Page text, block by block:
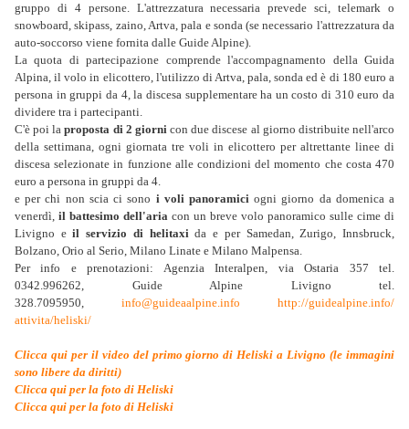
gruppo di 4 persone. L'attrezzatura necessaria prevede sci, telemark o
snowboard, skipass, zaino, Artva, pala e sonda (se necessario l'attrezzatura da
auto-soccorso viene fornita dalle Guide Alpine).
La quota di partecipazione comprende l'accompagnamento della Guida
Alpina, il volo in elicottero, l'utilizzo di Artva, pala, sonda ed è di 180 euro a
persona in gruppi da 4, la discesa supplementare ha un costo di 310 euro da
dividere tra i partecipanti.
C'è poi laproposta di 2 giornicon due discese al giorno distribuite nell'arco
della settimana, ogni giornata tre voli in elicottero per altrettante linee di
discesa selezionate in funzione alle condizioni del momento che costa 470
euro a persona in gruppi da 4.
e per chi non scia ci sono i voli panoramiciogni giorno da domenica a
venerdì, il battesimo dell'aria con un breve volo panoramico sulle cime di
Livigno eil servizio di helitaxida e per Samedan, Zurigo, Innsbruck,
Bolzano, Orio al Serio, Milano Linate e Milano Malpensa.
Per info e prenotazioni: Agenzia Interalpen, via Ostaria 357 tel.
0342.996262, Guide Alpine Livigno tel.
328.7095950, info@guideaalpine.info
http://guidealpine.info/
attivita/heliski/
Clicca qui per il video del primo giorno di Heliski a Livigno (le immagini
sono libere da diritti)
Clicca qui per la foto di Heliski
Clicca qui per la foto di Heliski